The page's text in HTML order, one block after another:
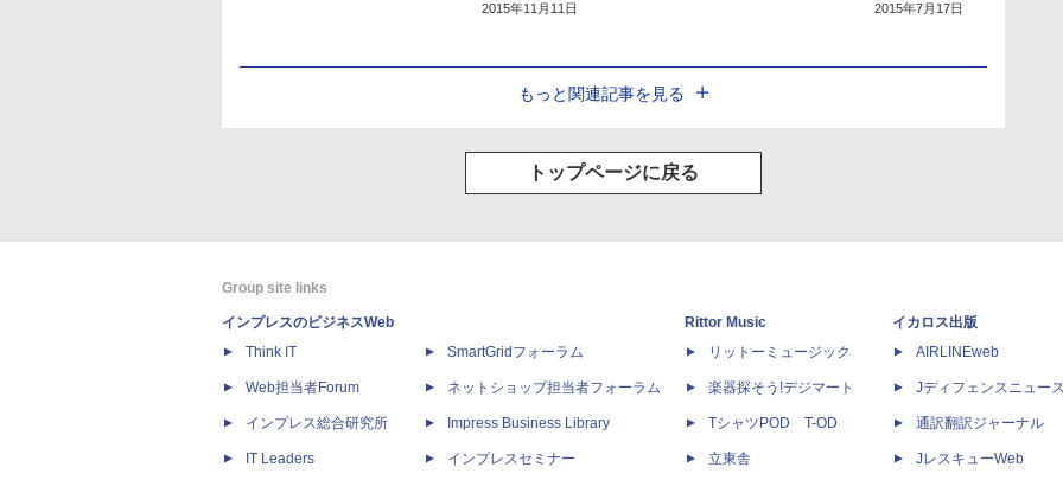
2015年11月11日 2015年7月17日
もっと関連記事を見る
トップページに戻る
Group site links
インプレスのビジネスWeb
Think IT
Web担当者Forum
インプレス総合研究所
IT Leaders
SmartGridフォーラム
ネットショップ担当者フォーラム
Impress Business Library
インプレスセミナー
Rittor Music
リットーミュージック
楽器探そう!デジマート
TシャツPOD T-OD
立東舎
イカロス出版
AIRLINEweb
Jディフェンスニュース
通訳翻訳ジャーナル
JレスキューWeb